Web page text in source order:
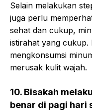
Selain melakukan
juga perlu
sehat dan cukup,
istirahat yang
mengkonsumsi
merusak kulit wajah.
10. Bisakah
benar di pagi hari